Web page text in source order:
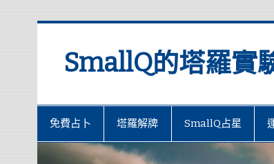
SmallQ的塔羅實
免費占卜 塔羅解牌 SmallQ占星